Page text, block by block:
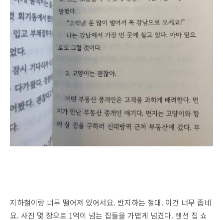
지하철이랑 너무 떨어져 있어서요. 반지하는 절대. 이건 너무 좁네
요. 사진 몇 장으로 1억이 넘는 집들을 가볍게 넘겼다. 랜선 집 쇼